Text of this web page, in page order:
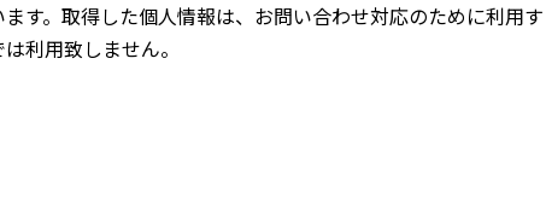
す。取得した個人情報は、お問い合わせ対応のために利用す
利用致しません。